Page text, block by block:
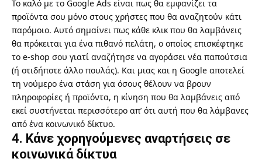
Το καλό με το Google Ads είναι πως θα εμφανίζει τα
προϊόντα σου μόνο στους χρήστες που θα αναζητούν κάτι
παρόμοιο. Αυτό σημαίνει πως κάθε κλικ που θα λαμβάνεις
θα πρόκειται για ένα πιθανό πελάτη, ο οποίος επισκέφτηκε
το e-shop σου γιατί αναζήτησε να αγοράσει νέα παπούτσια
(ή οτιδήποτε άλλο πουλάς). Και μιας και η Google αποτελεί
τη νούμερο ένα στάση για όσους θέλουν να βρουν
πληροφορίες ή προϊόντα, η κίνηση που θα λαμβάνεις από
εκεί συστήνεται περισσότερο απ’ ότι αυτή που θα λάμβανες
από ένα κοινωνικό δίκτυο.
4. Κάνε χορηγούμενες αναρτήσεις σε
κοινωνικά δίκτυα